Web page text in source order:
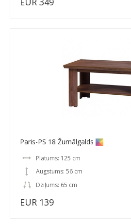
Paris-PS 18 Žurnālgalds
Platums: 125 cm
Augstums: 56 cm
Dziļums: 65 cm
EUR 139